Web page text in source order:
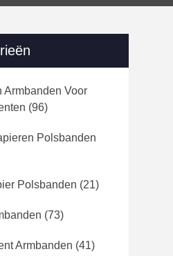
Armbanden Voor
(96)
Polsbanden
Polsbanden (21)
(73)
Armbanden (41)